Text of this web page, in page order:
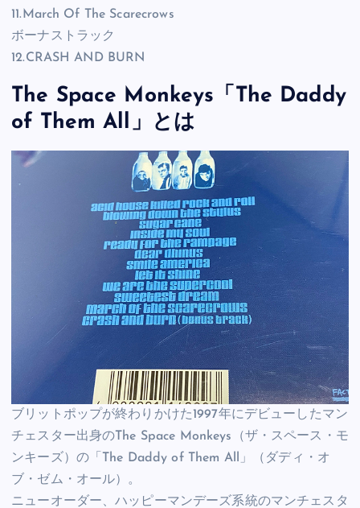
11.March Of The Scarecrows
ボーナストラック
12.CRASH AND BURN
The Space Monkeys「The Daddy
of Them All」とは
ブリットポップが終わりかけた1997年にデビューしたマン
チェスター出身のThe Space Monkeys（ザ・スペース・モ
ンキーズ）の「The Daddy of Them All」（ダディ・オ
ブ・ゼム・オール）。
ニューオーダー、ハッピーマンデーズ系統のマンチェスタ